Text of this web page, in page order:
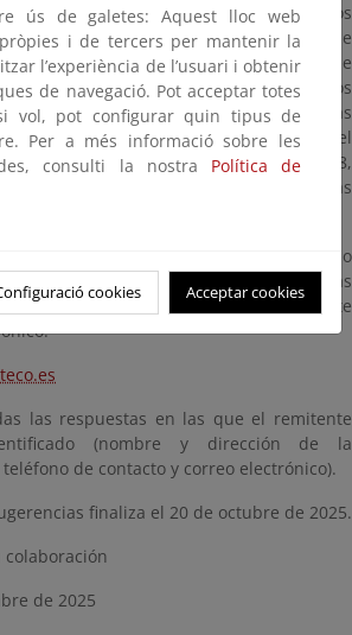
precepto, se pone a disposición de los
informativo relativo a la elaboración de
de residuos de muebles y enseres que
de 8 de abril, de residuos y suelos
economía circular y trasponga las
de la Directiva 2008/98/CE del
del Consejo, de 19 de noviembre de 2008,
por la que se derogan determinadas
y asociaciones que así lo
llegar sus opiniones, cumplimentadas
tal efecto, que deberá dirigirse al siguiente
las respuestas en las que el remitente
(nombre y dirección de la
de contacto y correo electrónico).
finaliza el 20 de octubre de 2025.
colaboración
de 2025
ús de galetes: Aquest lloc web
i de tercers per mantenir la
l’experiència de l’usuari i obtenir
de navegació. Pot acceptar totes
vol, pot configurar quin tipus de
Per a més informació sobre les
consulti la nostra Política de
cookies Acceptar cookies